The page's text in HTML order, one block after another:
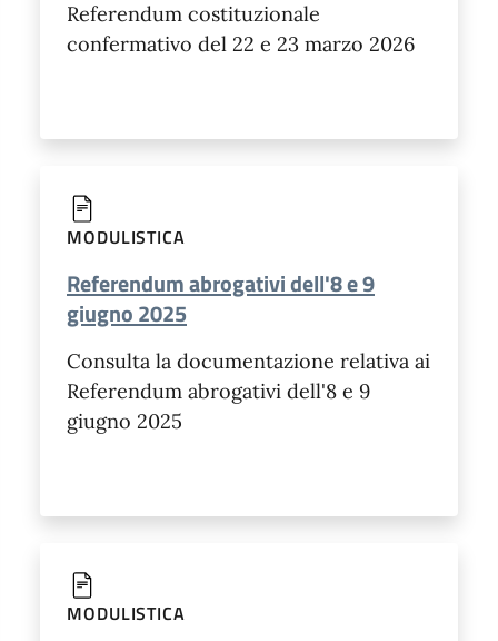
Referendum costituzionale
confermativo del 22 e 23 marzo 2026
MODULISTICA
Referendum abrogativi dell'8 e 9
giugno 2025
Consulta la documentazione relativa ai
Referendum abrogativi dell'8 e 9
giugno 2025
MODULISTICA